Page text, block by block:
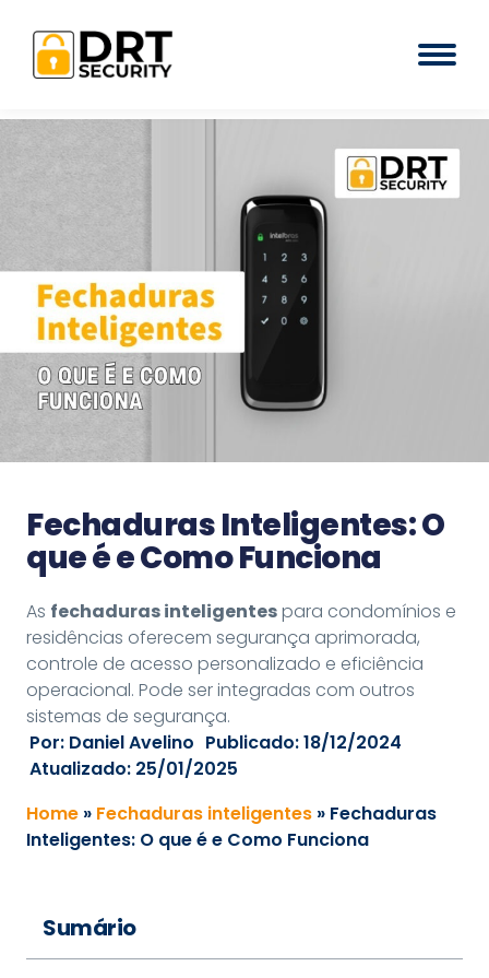
Fechaduras Inteligentes: O
que é e Como Funciona
As fechaduras inteligentespara condomínios e
residências oferecem segurança aprimorada,
controle de acesso personalizado e eficiência
operacional. Pode ser integradas com outros
sistemas de segurança.
Por: Daniel Avelino Publicado:18/12/2024
Atualizado: 25/01/2025
Home » Fechaduras inteligentes » Fechaduras
Inteligentes: O que é e Como Funciona
Sumário